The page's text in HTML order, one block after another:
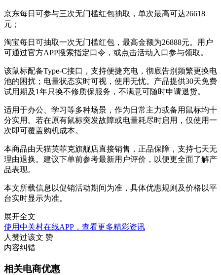
京东每日可参与三次无门槛红包抽取，单次最高可达26618
元；
淘宝每日可抽取一次无门槛红包，最高金额为26888元。用户
可通过官方APP搜索指定口令，或点击活动入口参与领取。
该鼠标配备Type-C接口，支持便捷充电，彻底告别频繁更换电
池的困扰；电量状态实时可视，使用无忧。产品提供30天免费
试用期及1年只换不修质保服务，不满意可随时申请退货。
适用于办公、学习等多种场景，作为日常主力或备用鼠标均十
分实用。若在原有鼠标突发故障或电量耗尽时启用，仅使用一
次即可覆盖购机成本。
本商品由天猫英菲克旗舰店直接销售，正品保障，支持七天无
理由退换。建议下单前参考最新用户评价，以便更全面了解产
品表现。
本文所载信息以促销活动期间为准，具体优惠规则及价格以平
台实时显示为准。
展开全文
使用中关村在线APP，查看更多精彩资讯
人赞过该文 赞
内容纠错
相关电商优惠